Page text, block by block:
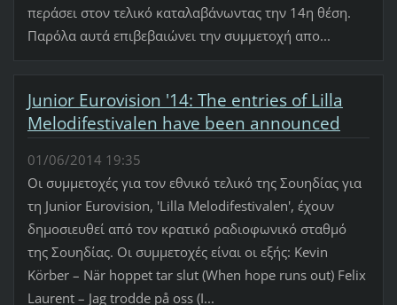
περάσει στον τελικό καταλαβάνωντας την 14η θέση.
Παρόλα αυτά επιβεβαιώνει την συμμετοχή απο...
Junior Eurovision '14: The entries of Lilla
Melodifestivalen have been announced
01/06/2014 19:35
Οι συμμετοχές για τον εθνικό τελικό της Σουηδίας για
τη Junior Eurovision, 'Lilla Melodifestivalen', έχουν
δημοσιευθεί από τον κρατικό ραδιοφωνικό σταθμό
της Σουηδίας. Οι συμμετοχές είναι οι εξής: Kevin
Körber – När hoppet tar slut (When hope runs out) Felix
Laurent – Jag trodde på oss (I...